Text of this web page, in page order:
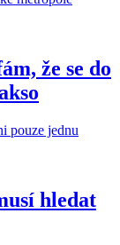
že se do
hledat